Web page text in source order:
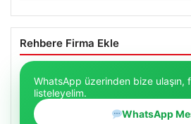
Rehbere Firma Ekle
WhatsApp üzerinden bize ulaşın,
listeleyelim.
WhatsApp